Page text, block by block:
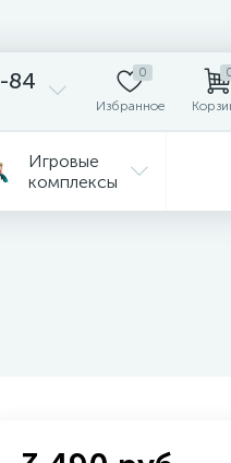
84 0
Избранное
Игровые
комплексы